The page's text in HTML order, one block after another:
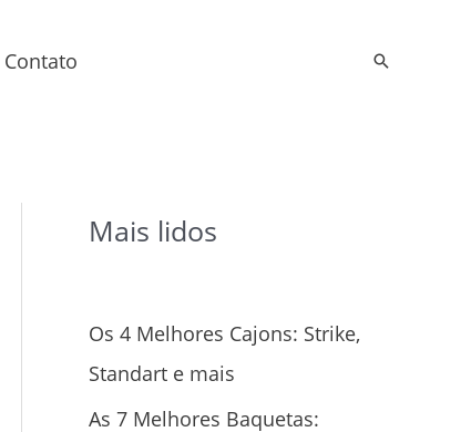
Contato Pesquisar
Mais lidos
Os 4 Melhores Cajons: Strike,
Standart e mais
As 7 Melhores Baquetas: